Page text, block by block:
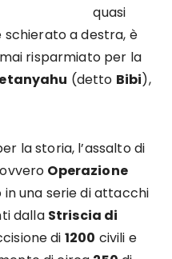
quasi
schierato a destra, è
risparmiato per la
(detto Bibi),
la storia, l’assalto di
Operazione
una serie di attacchi
dalla Striscia di
di 1200 civili e